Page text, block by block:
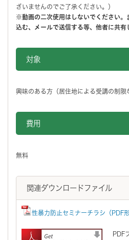
ざいませんのでご了承ください。）
※動画の二次使用はしないでください。
込む、メールで送信する等、他者に共有
対象
興味のある方（居住地による受講の制限
費用
無料
関連ダウンロードファイル
性暴力防止セミナーチラシ（PDF
PDF